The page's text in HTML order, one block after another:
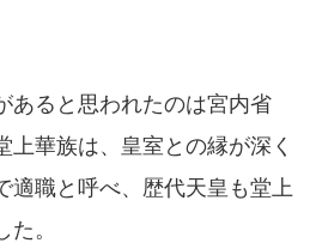
あると思われたのは宮内省
上華族は、皇室との縁が深く
適職と呼べ、歴代天皇も堂上
。